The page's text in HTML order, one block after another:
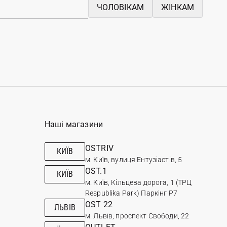
ЧОЛОВІКАМ ЖІНКАМ
Наші магазини
КИЇВ OSTRIV
м. Київ, вулиця Ентузіастів, 5
КИЇВ OST.1
м. Київ, Кільцева дорога, 1 (ТРЦ
Respublika Park) Паркінг Р7
ЛЬВІВ OST 22
м. Львів, проспект Свободи, 22